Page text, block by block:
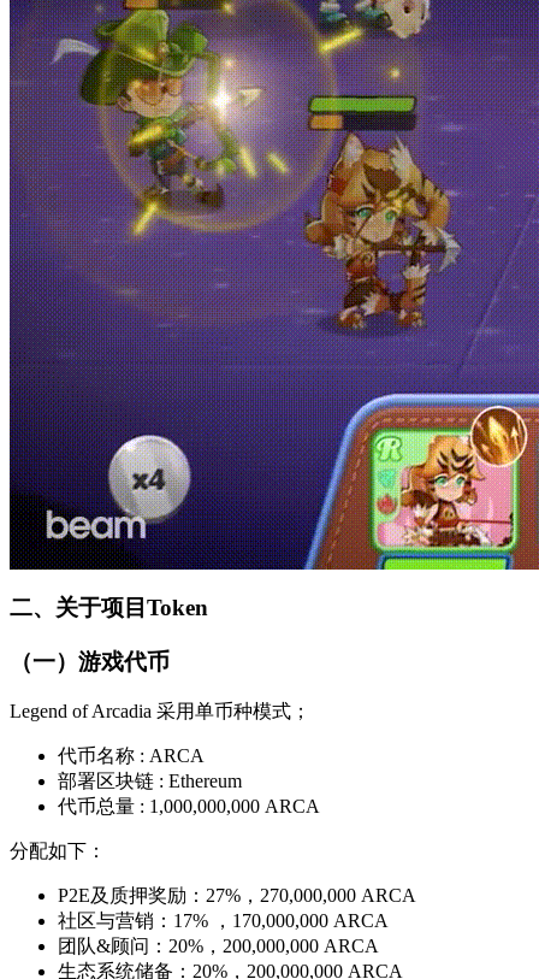
二、关于项目Token
（一）游戏代币
Legend of Arcadia 采用单币种模式；
代币名称 : ARCA
部署区块链 : Ethereum
代币总量 : 1,000,000,000 ARCA
分配如下：
P2E及质押奖励：27%，270,000,000 ARCA
社区与营销：17% ，170,000,000 ARCA
团队&顾问：20%，200,000,000 ARCA
生态系统储备：20%，200,000,000 ARCA